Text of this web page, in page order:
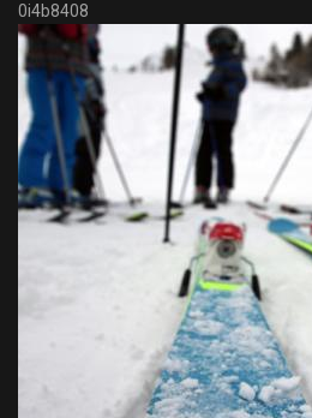
0i4b8408